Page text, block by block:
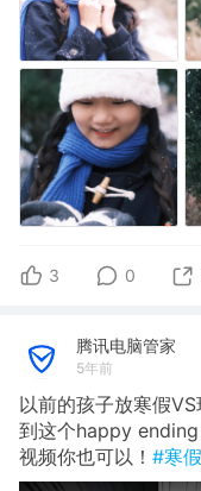
3 0
腾讯电脑管家
5年前
以前的孩子放寒假
到这个happy
视频你也可以！ #寒